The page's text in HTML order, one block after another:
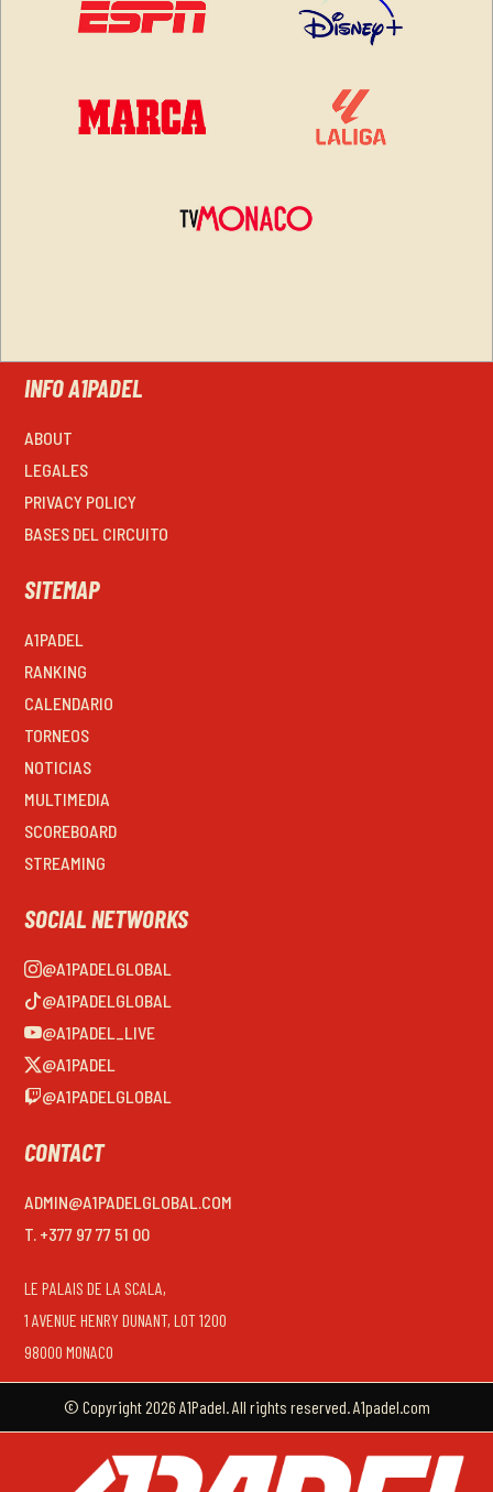
INFO A1PADEL
ABOUT
LEGALES
PRIVACY POLICY
BASES DEL CIRCUITO
SITEMAP
A1PADEL
RANKING
CALENDARIO
TORNEOS
NOTICIAS
MULTIMEDIA
SCOREBOARD
STREAMING
SOCIAL NETWORKS
@A1PADELGLOBAL
@A1PADELGLOBAL
@A1PADEL_LIVE
@A1PADEL
@A1PADELGLOBAL
CONTACT
ADMIN@A1PADELGLOBAL.COM
T. +377 97 77 51 00
LE PALAIS DE LA SCALA,
1 AVENUE HENRY DUNANT, LOT 1200
98000 MONACO
© Copyright 2026 A1Padel. All rights reserved. A1padel.com